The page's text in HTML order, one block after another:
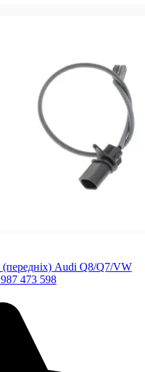
(передніх) Audi Q8/Q7/VW
473 598